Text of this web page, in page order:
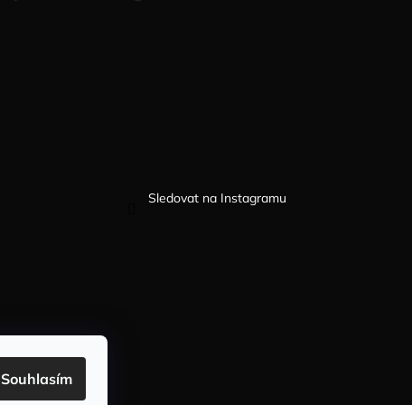
Souhlasím
Sledovat na Instagramu